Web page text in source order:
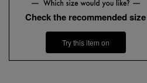
Check the recommended size
Try this item on